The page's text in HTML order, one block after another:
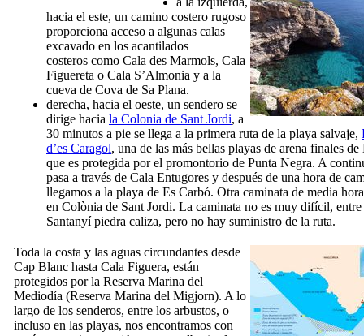
hacia el este, un camino costero rugoso
proporciona acceso a algunas calas
excavado en los acantilados
costeros como Cala des Marmols, Cala
Figuereta o Cala S’Almonia y a la
cueva de Cova de Sa Plana.
derecha, hacia el oeste, un sendero se
dirige hacia la Colonia de Sant Jordi, a
30 minutos a pie se llega a la primera ruta de la playa salvaje,
d’es Caragol, una de las más bellas playas de arena finales
que es protegida por el promontorio de Punta Negra. A
pasa a través de Cala Entugores y después de una hora de
llegamos a la playa de Es Carbó. Otra caminata de media
en Colònia de Sant Jordi. La caminata no es muy difícil, entre
Santanyípiedra caliza, pero no hay suministro de la ruta.
Toda la costa y las aguas circundantes desde
Cap Blanc hasta Cala Figuera, están
protegidos por la Reserva Marina del
Mediodía (Reserva Marina del Migjorn). A lo
largo de los senderos, entre los arbustos, o
incluso en las playas, nos encontramos con